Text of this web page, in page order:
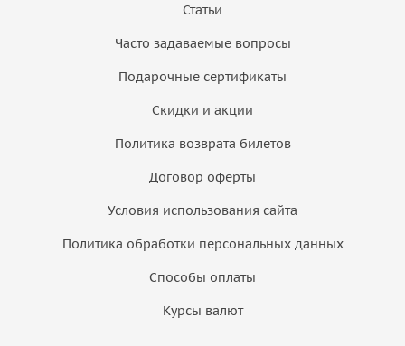
Статьи
Часто задаваемые вопросы
Подарочные сертификаты
Скидки и акции
Политика возврата билетов
Договор оферты
Условия использования сайта
Политика обработки персональных данных
Способы оплаты
Курсы валют